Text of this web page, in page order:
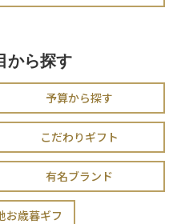
から探す
予算から探す
こだわりギフト
有名ブランド
歳暮ギフ